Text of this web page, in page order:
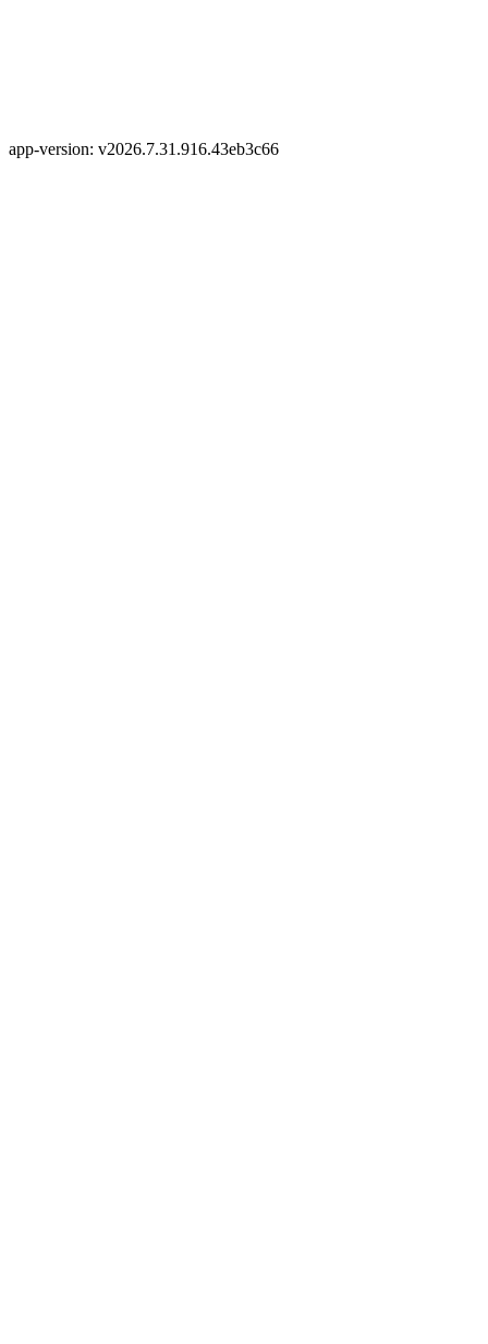
app-version: v2026.7.31.916.43eb3c66